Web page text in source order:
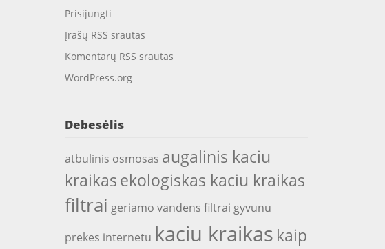
Prisijungti
Įrašų RSS srautas
Komentarų RSS srautas
WordPress.org
Debesėlis
atbulinis osmosas augalinis kaciu
kraikasekologiskas kaciu kraikas
filtrai geriamo vandens filtrai gyvunu
prekes internetu kaciu kraikas kaip